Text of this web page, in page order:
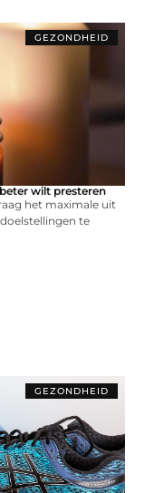
GEZONDHEID
wilt presteren
het maximale uit
te
GEZONDHEID